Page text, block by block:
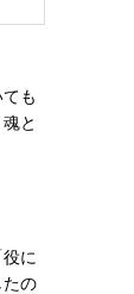
も
と
に
たの